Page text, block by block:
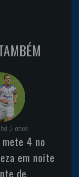
há 5 anos
4 no
em noite
de